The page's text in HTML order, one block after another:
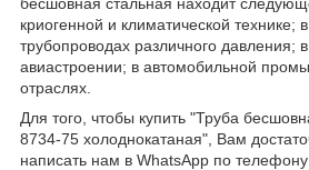
криогенной и климатической технике;
трубопроводах различного давления;
авиастроении; в автомобильной
отраслях.
Для того, чтобы купить "Труба
8734-75 холоднокатаная", Вам
написать нам в WhatsApp по